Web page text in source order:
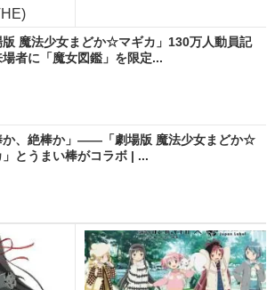
版 魔法少女まどか☆マギカ」130万人動員記
者に「魔女図鑑」を限定...
か、絶棒か」――「劇場版 魔法少女まどか☆
」とうまい棒がコラボ | ...